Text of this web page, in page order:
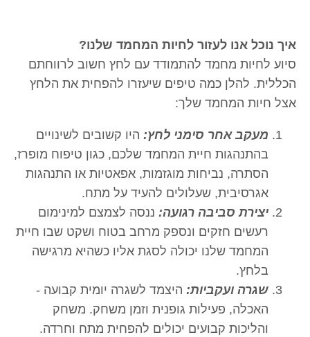
איך נוכל אנו לעזור לחיות המחמד שלנו?
סיוע לחיות מחמד להתמודד עם לחץ חשוב לרווחתם
הכללית. להלן כמה טיפים שיעזרו להפחית את הלחץ
אצל חיות המחמד שלך:
מעקב אחר סימני לחץ: היו קשובים לשינויים
בהתנהגות חיית המחמד שלכם, כגון טיפוח מופרז,
הסתרה, נביחות מוגזמות, אפאטיות או התנהגות
אגרסיבית, שעלולים להעיד על מתח.
יצירת סביבה רגועה: ננסה לצמצם למינימום
רעשים חזקים ונספק מרחב בטוח ושקט שבו חיית
המחמד שלנו יכולה לסגת אליו כשהיא מרגישה
בלחץ.
שגרה ועקביות: היצמד לשגרה יומית קבועה -
האכלה, פעילות גופנית וזמן משחק. משחק
והליכות קבועים יכולים להפחית מתח וחרדה.